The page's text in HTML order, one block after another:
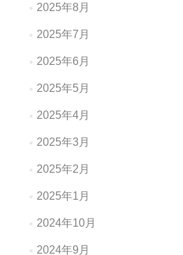
2025年8月
2025年7月
2025年6月
2025年5月
2025年4月
2025年3月
2025年2月
2025年1月
2024年10月
2024年9月